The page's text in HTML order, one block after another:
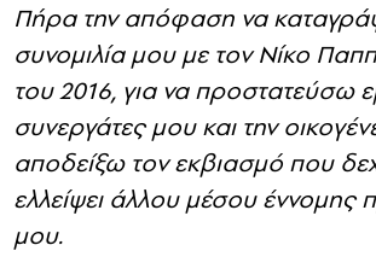
Πήρα την απόφαση να
συνομιλία μου με τον Νίκο
του 2016, για να προστατεύσω
συνεργάτες μου και την
αποδείξω τον εκβιασμό που
ελλείψει άλλου μέσου έννομης
μου.